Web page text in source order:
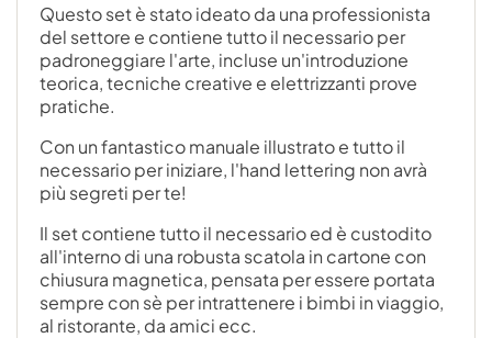
Questo set è stato ideato da una professionista
del settore e contiene tutto il necessario per
padroneggiare l'arte, incluse un'introduzione
teorica, tecniche creative e elettrizzanti prove
pratiche.
Con un fantastico manuale illustrato e tutto il
necessario per iniziare, l'hand lettering non avrà
più segreti per te!
Il set contiene tutto il necessario ed è custodito
all'interno di una robusta scatola in cartone con
chiusura magnetica, pensata per essere portata
sempre con sè per intrattenere i bimbi in viaggio,
al ristorante, da amici ecc.